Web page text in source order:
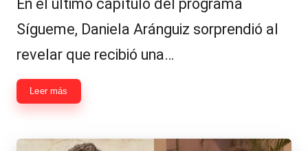
En el último capítulo del programa
Sígueme, Daniela Aránguiz sorprendió al
revelar que recibió una…
Leer más